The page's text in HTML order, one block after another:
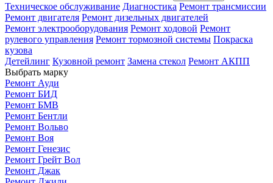
Техническое обслуживание Диагностика Ремонт трансмиссии
Ремонт двигателя Ремонт дизельных двигателей
Ремонт электрооборудования Ремонт ходовой Ремонт
рулевого управления Ремонт тормозной системы Покраска
кузова
Детейлинг Кузовной ремонт Замена стекол Ремонт АКПП
Выбрать марку
Ремонт Ауди
Ремонт БИД
Ремонт БМВ
Ремонт Бентли
Ремонт Вольво
Ремонт Воя
Ремонт Генезис
Ремонт Грейт Вол
Ремонт Джак